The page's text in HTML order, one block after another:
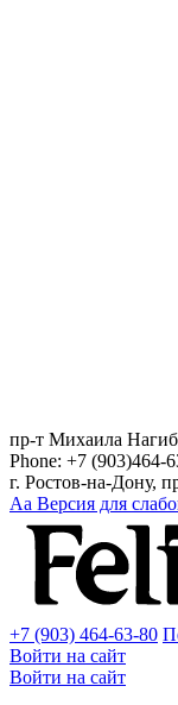
пр-т Михаила
Phone: +7 (903)464-
г. Ростов-на-Дону,
Аа Версия для
+7 (903) 464-63-80
Войти на сайт
Войти на сайт